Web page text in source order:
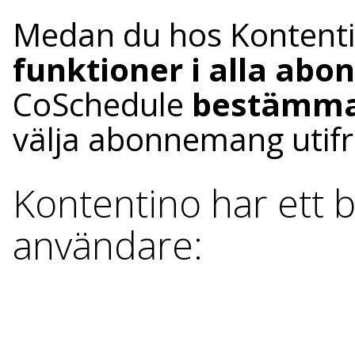
Medan du hos
funktioner i alla
CoSchedule
välja abonnemang
Kontentino har ett
användare: